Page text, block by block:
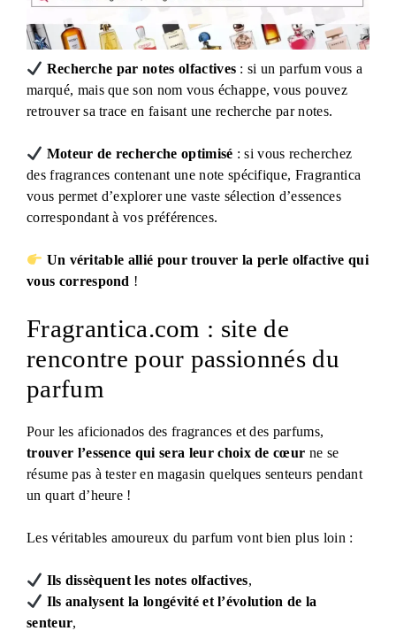
Recherche par notes olfactives : si un parfum vous a
marqué, mais que son nom vous échappe, vous pouvez
retrouver sa trace en faisant une recherche par notes.
Moteur de recherche optimisé : si vous recherchez
des fragrances contenant une note spécifique, Fragrantica
vous permet d’explorer une vaste sélection d’essences
correspondant à vos préférences.
Un véritable allié pour trouver la perle olfactive qui
vous correspond !
Fragrantica.com : site de
rencontre pour passionnés du
parfum
Pour les aficionados des fragrances et des parfums,
trouver l’essence qui sera leur choix de cœur ne se
résume pas à tester en magasin quelques senteurs pendant
un quart d’heure !
Les véritables amoureux du parfum vont bien plus loin :
Ils dissèquent les notes olfactives,
Ils analysent la longévité et l’évolution de la
senteur,